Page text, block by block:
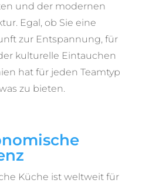
und der modernen
Egal, ob Sie eine
zur Entspannung, für
kulturelle Eintauchen
hat für jeden Teamtyp
zu bieten.
Küche ist weltweit für